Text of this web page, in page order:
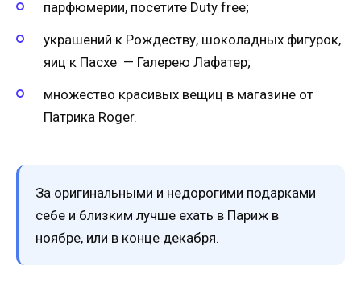
парфюмерии, посетите Duty free;
украшений к Рождеству, шоколадных фигурок,
яиц к Пасхе — Галерею Лафатер;
множество красивых вещиц в магазине от
Патрика Roger.
За оригинальными и недорогими подарками
себе и близким лучше ехать в Париж в
ноябре, или в конце декабря.